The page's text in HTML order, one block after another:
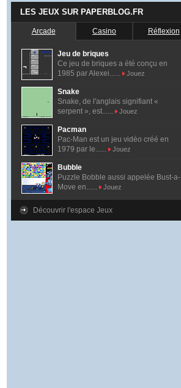
LES JEUX SUR PAPERBLOG.FR
Arcade Casino Réflexion
Jeu de briques
Ce jeu de briques a été conçu en
1985 par Alexei......
Jouez
Snake
Snake, de l'anglais signifiant «
serpent », est......
Jouez
Pacman
Pac-Man est un jeu vidéo créé en
1979 par le......
Jouez
Bubble
Puzzle Bobble aussi appelée Bust-a-
Move en......
Jouez
Découvrir l'espace Jeux